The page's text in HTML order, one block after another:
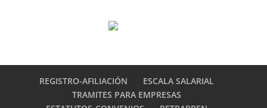
REGISTRO-AFILIACIÓN
ESCALA SALARIAL
TRAMITES PARA EMPRESAS